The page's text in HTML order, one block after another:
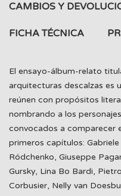
CAMBIOS Y
FICHA TÉCNICA
El ensayo-álbum-relato
arquitecturas descalzas es
reúnen con propósitos
nombrando a los
convocados a comparecer
primeros capítulos:
Ródchenko, Giuseppe
Gursky, Lina Bo Bardi,
Corbusier, Nelly van